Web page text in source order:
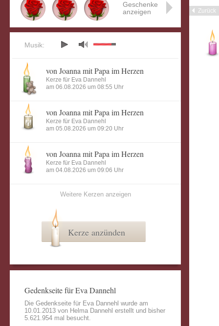
Zurück
Geschenke
anzeigen
Musik:
von Joanna mit Papa im Herzen
Kerze für Eva Dannehl
am 06.08.2026 um 08:55 Uhr
von Joanna mit Papa im Herzen
Kerze für Eva Dannehl
am 05.08.2026 um 09:20 Uhr
von Joanna mit Papa im Herzen
Kerze für Eva Dannehl
am 04.08.2026 um 09:06 Uhr
Weitere Kerzen anzeigen
Kerze anzünden
Gedenkseite für Eva Dannehl
Die Gedenkseite für Eva Dannehl wurde am
10.01.2013 von Helma Dannehl erstellt und bisher
5.621.954 mal besucht.